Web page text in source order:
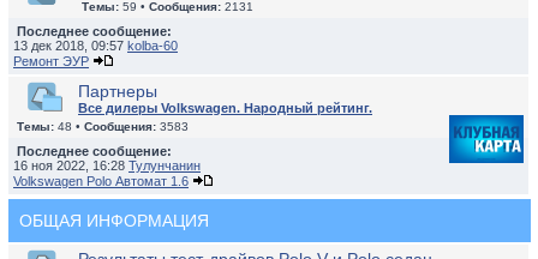
Темы: 59 • Сообщения: 2131
Последнее сообщение:
13 дек 2018, 09:57 kolba-60
Ремонт ЭУР
Партнеры
Все дилеры Volkswagen. Народный рейтинг.
Темы: 48 • Сообщения: 3583
Последнее сообщение:
16 ноя 2022, 16:28 Тулунчанин
Volkswagen Polo Автомат 1.6
ОБЩАЯ ИНФОРМАЦИЯ